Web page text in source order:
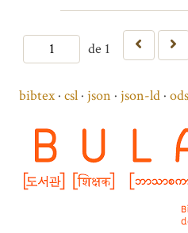
de 1
bibtex csl json json-ld ods